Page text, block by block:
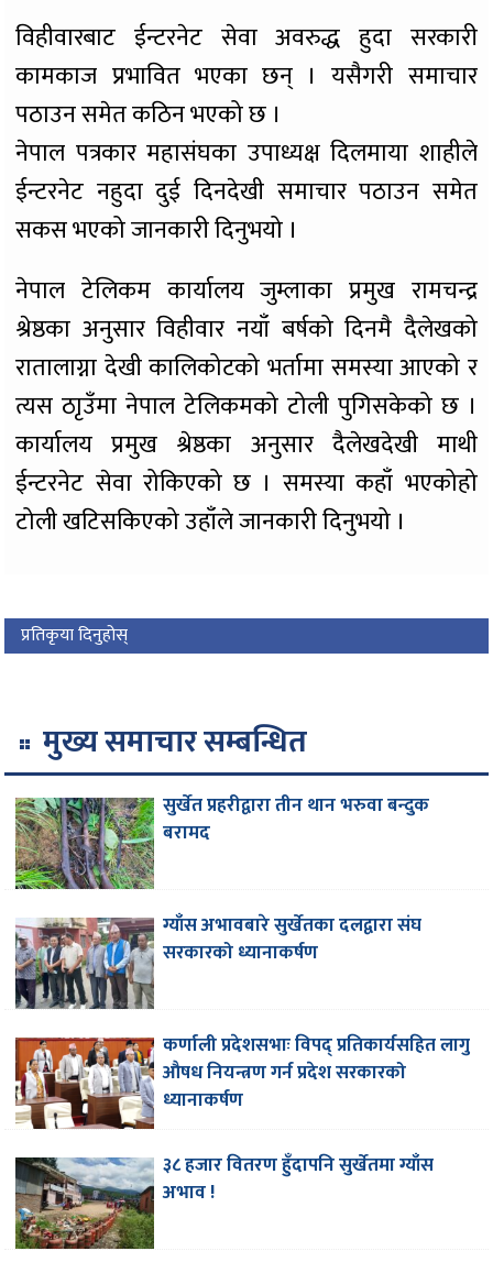
विहीवारबाट ईन्टरनेट सेवा अवरुद्ध हुदा सरकारी
कामकाज प्रभावित भएका छन् । यसैगरी समाचार
पठाउन समेत कठिन भएको छ ।
नेपाल पत्रकार महासंघका उपाध्यक्ष दिलमाया शाहीले
ईन्टरनेट नहुदा दुई दिनदेखी समाचार पठाउन समेत
सकस भएको जानकारी दिनुभयो ।
नेपाल टेलिकम कार्यालय जुम्लाका प्रमुख रामचन्द्र
श्रेष्ठका अनुसार विहीवार नयाँ बर्षको दिनमै दैलेखको
रातालाग्ना देखी कालिकोटको भर्तामा समस्या आएको र
त्यस ठाृउँमा नेपाल टेलिकमको टोली पुगिसकेको छ ।
कार्यालय प्रमुख श्रेष्ठका अनुसार दैलेखदेखी माथी
ईन्टरनेट सेवा रोकिएको छ । समस्या कहाँ भएकोहो
टोली खटिसकिएको उहाँले जानकारी दिनुभयो ।
प्रतिकृया दिनुहोस्
मुख्य समाचार सम्बन्धित
सुर्खेत प्रहरीद्वारा तीन थान भरुवा बन्दुक
बरामद
ग्याँस अभावबारे सुर्खेतका दलद्वारा संघ
सरकारको ध्यानाकर्षण
कर्णाली प्रदेशसभाः विपद् प्रतिकार्यसहित लागु
औषध नियन्त्रण गर्न प्रदेश सरकारको
ध्यानाकर्षण
३८ हजार वितरण हुँदापनि सुर्खेतमा ग्याँस
अभाव !